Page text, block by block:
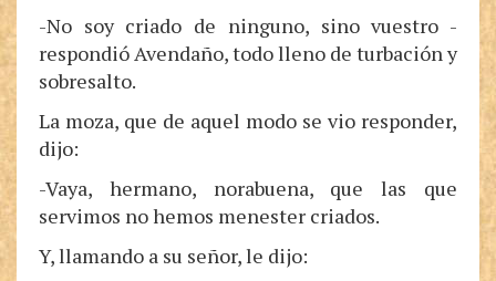
-No soy criado de ninguno, sino vuestro -
respondió Avendaño, todo lleno de turbación y
sobresalto.
La moza, que de aquel modo se vio responder,
dijo:
-Vaya, hermano, norabuena, que las que
servimos no hemos menester criados.
Y, llamando a su señor, le dijo: